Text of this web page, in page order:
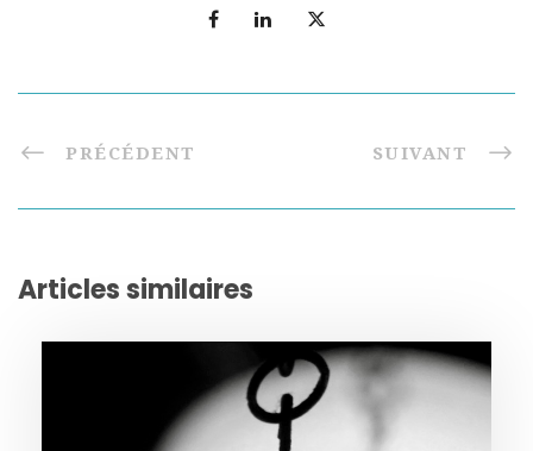
PRÉCÉDENT SUIVANT
Articles similaires